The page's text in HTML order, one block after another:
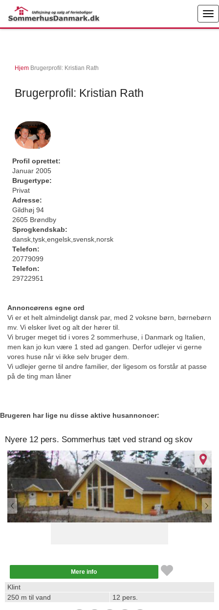
Hjem Brugerprofil: Kristian Rath
Brugerprofil: Kristian Rath
Profil oprettet:
Januar 2005
Brugertype:
Privat
Adresse:
Gildhøj 94
2605 Brøndby
Sprogkendskab:
dansk,tysk,engelsk,svensk,norsk
Telefon:
20779099
Telefon:
29722951
Annoncørens egne ord
Vi er et helt almindeligt dansk par, med 2 voksne børn, børnebørn
mv. Vi elsker livet og alt der hører til.
Vi bruger meget tid i vores 2 sommerhuse, i Danmark og Italien,
men kan jo kun være 1 sted ad gangen. Derfor udlejer vi gerne
vores huse når vi ikke selv bruger dem.
Vi udlejer gerne til andre familier, der ligesom os forstår at passe
på de ting man låner
Brugeren har lige nu disse aktive husannoncer:
Nyere 12 pers. Sommerhus tæt ved strand og skov
87267
Mere info
Klint
250 m til vand
12 pers.